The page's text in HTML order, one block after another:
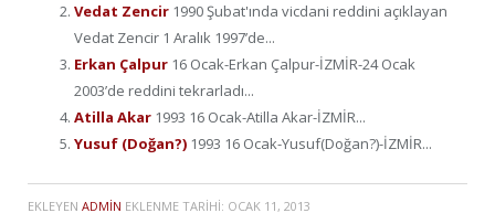
Vedat Zencir 1990 Şubat'ında vicdani reddini açıklayan
Vedat Zencir 1 Aralık 1997’de...
Erkan Çalpur 16 Ocak-Erkan Çalpur-İZMİR-24 Ocak
2003’de reddini tekrarladı...
Atilla Akar 1993 16 Ocak-Atilla Akar-İZMİR...
Yusuf (Doğan?) 1993 16 Ocak-Yusuf(Doğan?)-İZMİR...
EKLEYEN ADMIN EKLENME TARIHI: OCAK 11, 2013